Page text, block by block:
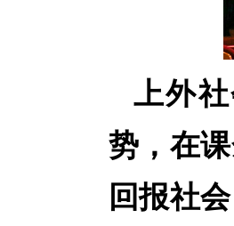
上外
势，在
回报社